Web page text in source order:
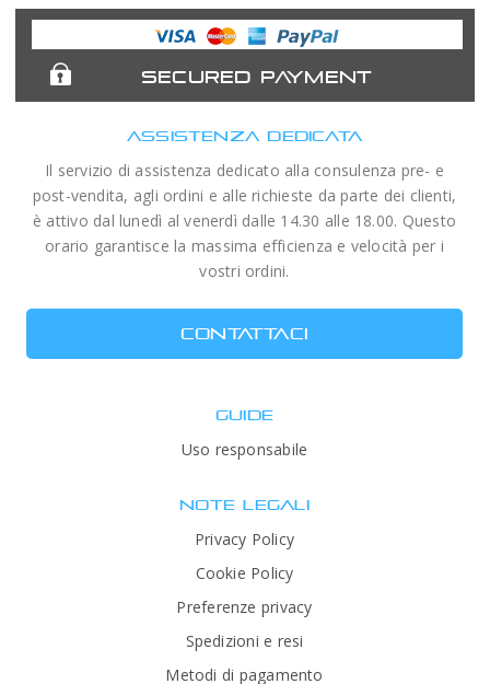
Expert
Telescopes
SECURED PAYMENT
ASSISTENZA DEDICATA
Il servizio di assistenza dedicato alla consulenza pre- e
post-vendita, agli ordini e alle richieste da parte dei clienti,
è attivo dal lunedì al venerdì dalle 14.30 alle 18.00. Questo
orario garantisce la massima efficienza e velocità per i
vostri ordini.
CONTATTACI
GUIDE
Uso responsabile
NOTE LEGALI
Privacy Policy
Cookie Policy
Preferenze privacy
Spedizioni e resi
Metodi di pagamento